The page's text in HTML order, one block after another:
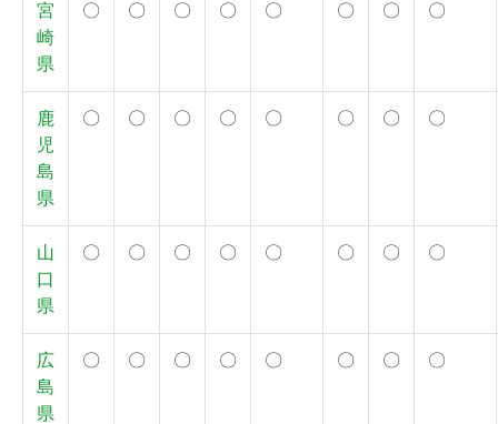
宮
崎
県
〇 〇 〇 〇 〇 〇 〇 〇
鹿
児
島
県
〇 〇 〇 〇 〇 〇 〇 〇
山
口
県
〇 〇 〇 〇 〇 〇 〇 〇
広
島
県
〇 〇 〇 〇 〇 〇 〇 〇